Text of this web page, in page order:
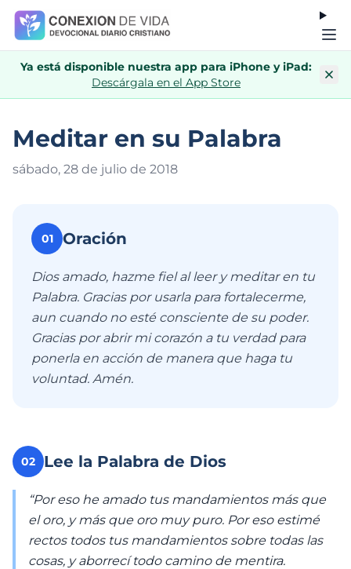
Ya está disponible nuestra app para iPhone y iPad:
Descárgala en el App Store
Meditar en su Palabra
sábado, 28 de julio de 2018
01 Oración
Dios amado, hazme fiel al leer y meditar en tu
Palabra. Gracias por usarla para fortalecerme,
aun cuando no esté consciente de su poder.
Gracias por abrir mi corazón a tu verdad para
ponerla en acción de manera que haga tu
voluntad. Amén.
02 Lee la Palabra de Dios
“Por eso he amado tus mandamientos más que
el oro, y más que oro muy puro. Por eso estimé
rectos todos tus mandamientos sobre todas las
cosas, y aborrecí todo camino de mentira.